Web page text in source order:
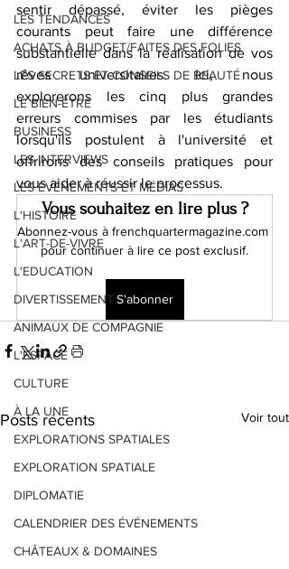
LES TENDANCES
ACHATS À BUDGET/FAITES DES FOLIES
LES SECRETS ET CONSEILS DE BEAUTÉ
LE BIEN-ÊTRE
BUSINESS
LES INTERVIEWS
LES ÉVÉNEMENTS ET MÉDIAS
L'HISTOIRE
L'ART-DE-VIVRE
L'EDUCATION
DIVERTISSEMENT
ANIMAUX DE COMPAGNIE
L'ESPACE
CULTURE
À LA UNE
EXPLORATIONS SPATIALES
EXPLORATION SPATIALE
DIPLOMATIE
CALENDRIER DES ÉVÉNEMENTS
CHÂTEAUX & DOMAINES
sentir dépassé, éviter les pièges
courants peut faire une différence
substantielle dans la réalisation de vos
rêves universitaires. Ici, nous
explorerons les cinq plus grandes
erreurs commises par les étudiants
lorsqu'ils postulent à l'université et
offrirons des conseils pratiques pour
vous aider à réussir le processus.
Vous souhaitez en lire plus ?
Abonnez-vous à frenchquartermagazine.com
pour continuer à lire ce post exclusif.
S'abonner
Posts récents Voir tout